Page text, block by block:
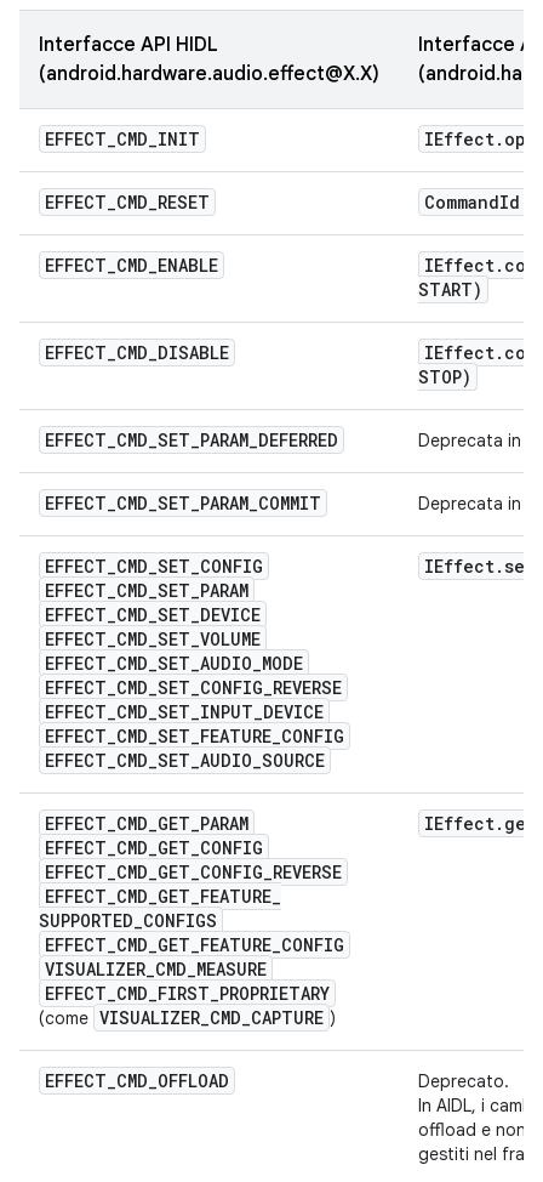
Interfacce API HIDL
(android.hardware.audio.effect@X.X)
Interfacce
EFFECT_CMD_INIT IEffect.
EFFECT_CMD_RESET CommandId
EFFECT_CMD_ENABLE IEffect.
START)
EFFECT_CMD_DISABLE IEffect.
STOP)
EFFECT_CMD_SET_PARAM_DEFERRED Deprecata in
EFFECT_CMD_SET_PARAM_COMMIT Deprecata in
EFFECT_CMD_SET_CONFIG
EFFECT_CMD_SET_PARAM
EFFECT_CMD_SET_DEVICE
EFFECT_CMD_SET_VOLUME
EFFECT_CMD_SET_AUDIO_MODE
EFFECT_CMD_SET_CONFIG_REVERSE
EFFECT_CMD_SET_INPUT_DEVICE
EFFECT_CMD_SET_FEATURE_CONFIG
EFFECT_CMD_SET_AUDIO_SOURCE
IEffect.set
EFFECT_CMD_GET_PARAM
EFFECT_CMD_GET_CONFIG
EFFECT_CMD_GET_CONFIG_REVERSE
EFFECT_CMD_GET_FEATURE_
SUPPORTED_CONFIGS
EFFECT_CMD_GET_FEATURE_CONFIG
VISUALIZER_CMD_MEASURE
EFFECT_CMD_FIRST_PROPRIETARY
(come VISUALIZER_CMD_CAPTURE )
IEffect. get
EFFECT_CMD_OFFLOAD
Deprecato.
In AIDL, i
offload e non
gestiti nel